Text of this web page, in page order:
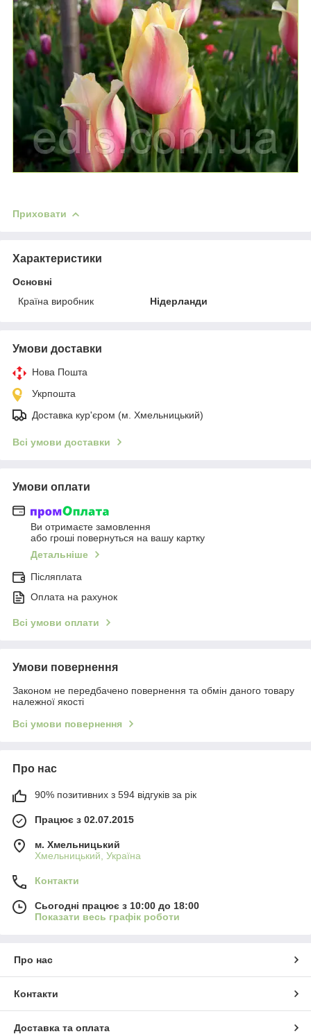
Приховати
Характеристики
Основні
Країна виробник
Нідерланди
Умови доставки
Нова Пошта
Укрпошта
Доставка кур'єром (м. Хмельницький)
Всі умови доставки
Умови оплати
Ви отримаєте замовлення
або гроші повернуться на вашу картку
Детальніше
Післяплата
Оплата на рахунок
Всі умови оплати
Умови повернення
Законом не передбачено повернення та обмін даного товару
належної якості
Всі умови повернення
Про нас
90% позитивних з 594 відгуків за рік
Працює з 02.07.2015
м. Хмельницький
Хмельницький, Україна
Контакти
Сьогодні працює з 10:00 до 18:00
Показати весь графік роботи
Про нас
Контакти
Доставка та оплата